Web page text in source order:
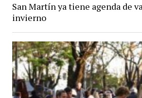
San Martín ya tiene agenda de
invierno